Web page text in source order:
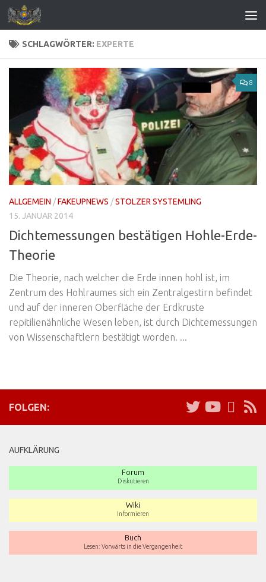
Zum Inhalt springen
SCHLAGWÖRTER: EXPERTE
8
ALLGEMEIN /FAKEUPNEWS /STOLZER SYSTEMLING
15. JANUAR 2014
Dichtemessungen bestätigen Hohle-Erde-
Theorie
Die Theorie, nach welcher die Erde innen hohl ist, im
Zentrum des Hohlraumes sich ein Zentralgestirn befindet
und auf der inneren Oberfläche der Erdkruste
repitilienähnliche Wesen leben, ist durch Dichtemessungen
von Wissenschaftlern bestätigt worden. ...
FOLGEN:
AUFKLÄRUNG
Forum
Diskutieren
Wiki
Informieren
Buch
Lesen: Vorwärts in die Vergangenheit